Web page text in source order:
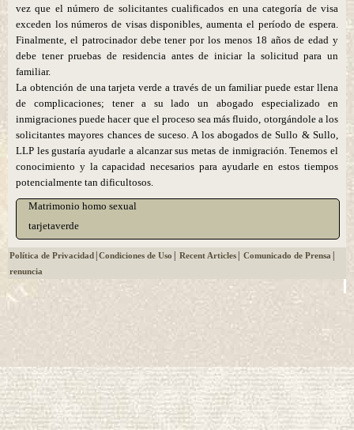
vez que el número de solicitantes cualificados en una categoría de visa
exceden los números de visas disponibles, aumenta el período de espera.
Finalmente, el patrocinador debe tener por los menos 18 años de edad y
debe tener pruebas de residencia antes de iniciar la solicitud para un
familiar.
La obtención de una tarjeta verde a través de un familiar puede estar llena
de complicaciones; tener a su lado un abogado especializado en
inmigraciones puede hacer que el proceso sea más fluido, otorgándole a los
solicitantes mayores chances de suceso. A los abogados de Sullo & Sullo,
LLP les gustaría ayudarle a alcanzar sus metas de inmigración. Tenemos el
conocimiento y la capacidad necesarios para ayudarle en estos tiempos
potencialmente tan dificultosos.
Matrimonio homo sexual
tarjetaverde
Política de Privacidad Condiciones de Uso Recent Articles Comunicado de Prensa
renuncia